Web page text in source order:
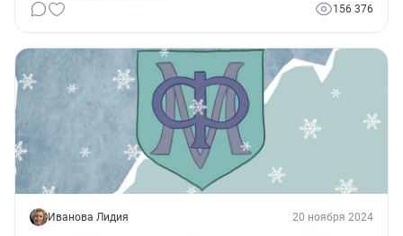
156 376
Иванова Лидия 20 ноября 2024